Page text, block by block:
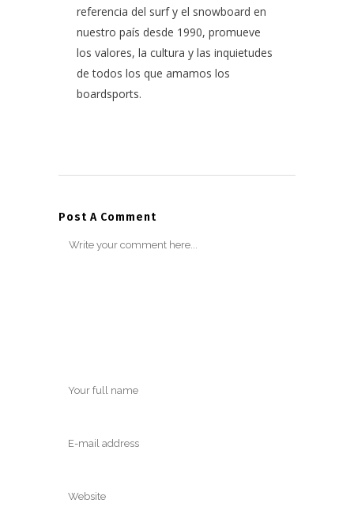
referencia del surf y el snowboard en
nuestro país desde 1990, promueve
los valores, la cultura y las inquietudes
de todos los que amamos los
boardsports.
Post A Comment